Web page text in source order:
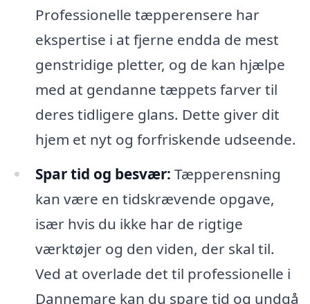
Professionelle tæpperensere har
ekspertise i at fjerne endda de mest
genstridige pletter, og de kan hjælpe
med at gendanne tæppets farver til
deres tidligere glans. Dette giver dit
hjem et nyt og forfriskende udseende.
Spar tid og besvær: Tæpperensning
kan være en tidskrævende opgave,
især hvis du ikke har de rigtige
værktøjer og den viden, der skal til.
Ved at overlade det til professionelle i
Dannemare kan du spare tid og undgå